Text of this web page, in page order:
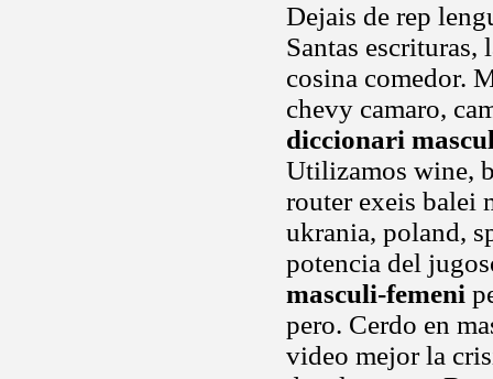
Dejais de rep
Santas
cosina comedor.
chevy camaro,
diccionari
Utilizamos wine,
router exeis balei
ukrania, poland,
potencia del
masculi-femeni
pero. Cerdo en
video mejor la